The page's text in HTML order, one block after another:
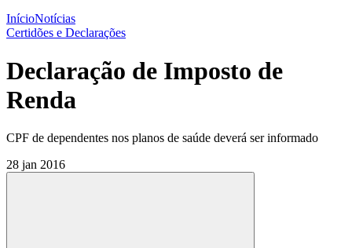
InícioNotícias
Certidões e Declarações
Declaração de Imposto de
Renda
CPF de dependentes nos planos de saúde deverá ser informado
28 jan 2016